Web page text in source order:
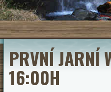
PRVNÍ JARNÍ
16:00H